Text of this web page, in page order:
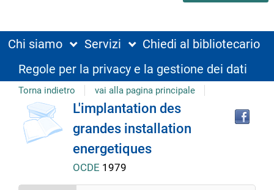
Chi siamo Servizi
Chiedi al bibliotecario
Regole per la privacy e la gestione dei dati
Torna indietro vai alla pagina principale
Dettaglio
del
documento
L'implantation des
grandes installation
energetiques
OCDE 1979